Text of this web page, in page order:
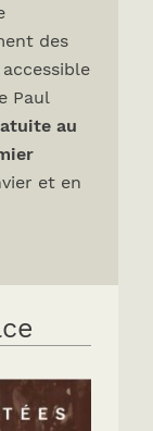
des
Paul
au
et en